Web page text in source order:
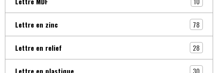
Lettre en zinc 78
Lettre en relief 28
Lettre en plastique 30